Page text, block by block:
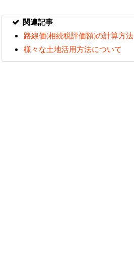
関連記事
路線価(相続税評価額)の計算方法
様々な土地活用方法について